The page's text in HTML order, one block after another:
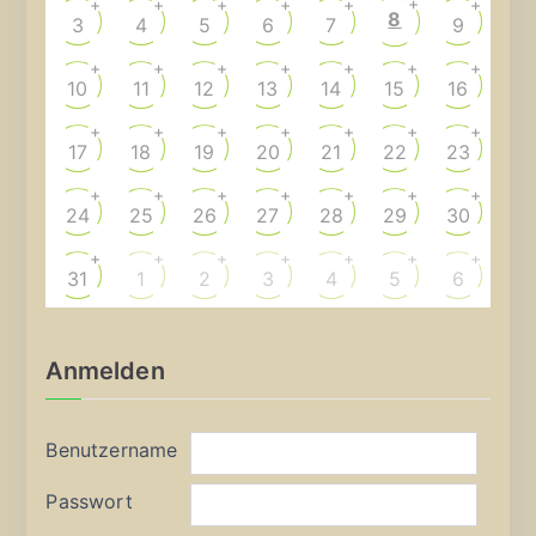
3
+
4
+
5
+
6
+
7
+
8 9
+
10
+
11
+
12
+
13
+
14
+
15
+
16
+
17
+
18
+
19
+
20
+
21
+
22
+
23
+
24
+
25
+
26
+
27
+
28
+
29
+
30
+
31
+
1
+
2
+
3
+
4
+
5
+
6
+
Anmelden
Benutzername
Passwort